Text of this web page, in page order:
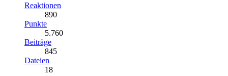
Reaktionen
890
Punkte
5.760
Beiträge
845
Dateien
18